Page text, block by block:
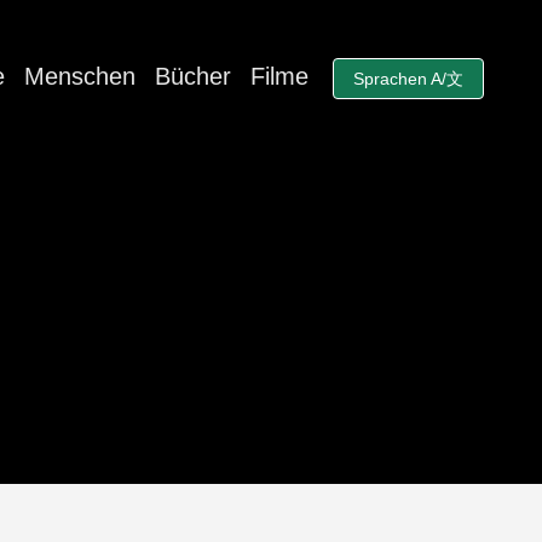
Menschen Bücher Filme Sprachen A/文